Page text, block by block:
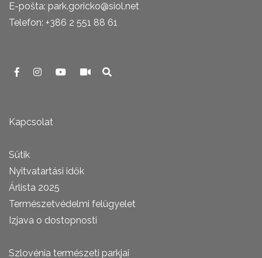
E-pošta: park.goricko@siol.net
Telefon: +386 2 551 88 61
Kapcsolat
Sütik
Nyitvatartási idők
Árlista 2025
Természetvédelmi felügyelet
Izjava o dostopnosti
Szlovénia természeti parkjai